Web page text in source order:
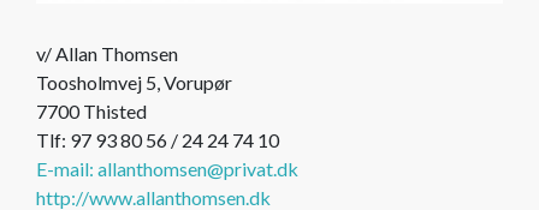
v/ Allan Thomsen
Toosholmvej 5, Vorupør
7700 Thisted
Tlf: 97 93 80 56 / 24 24 74 10
E-mail: allanthomsen@privat.dk
http://www.allanthomsen.dk